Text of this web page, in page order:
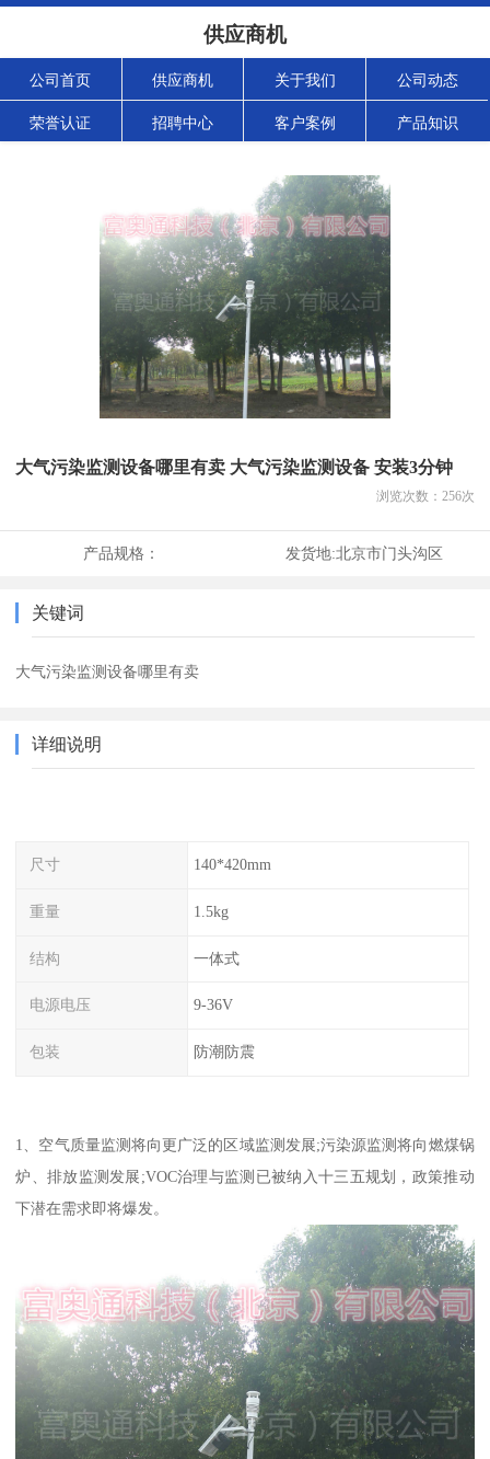
供应商机
公司首页 供应商机 关于我们 公司动态
荣誉认证 招聘中心 客户案例 产品知识
大气污染监测设备哪里有卖 大气污染监测设备 安装3分钟
浏览次数： 256次
产品规格： 发货地:北京市门头沟区
关键词
大气污染监测设备哪里有卖
详细说明
尺寸 140*420mm
重量 1.5kg
结构 一体式
电源电压 9-36V
包装 防潮防震
1、空气质量监测将向更广泛的区域监测发展;污染源监测将向燃煤锅
炉、排放监测发展;VOC治理与监测已被纳入十三五规划，政策推动
下潜在需求即将爆发。